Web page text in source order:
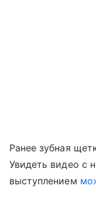
Ранее зубная
Увидеть видео с
выступлением